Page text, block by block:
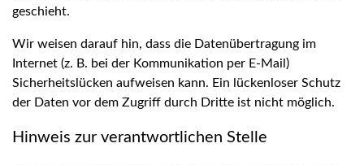
geschieht.
Wir weisen darauf hin, dass die Datenübertragung im
Internet (z. B. bei der Kommunikation per E-Mail)
Sicherheitslücken aufweisen kann. Ein lückenloser Schutz
der Daten vor dem Zugriff durch Dritte ist nicht möglich.
Hinweis zur verantwortlichen Stelle